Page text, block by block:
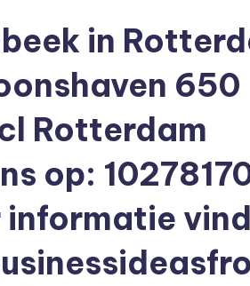
in
650
Rotterdam
op:
informatie